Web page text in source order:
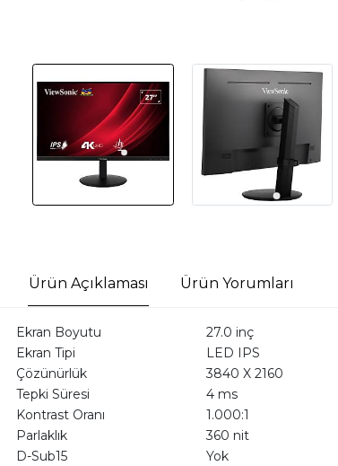
Ürün Açıklaması Ürün Yorumları
Ekran Boyutu
27.0 inç
Ekran Tipi
LED IPS
Çözünürlük
3840 X 2160
Tepki Süresi
4 ms
Kontrast Oranı
1.000:1
Parlaklık
360 nit
D-Sub15
Yok